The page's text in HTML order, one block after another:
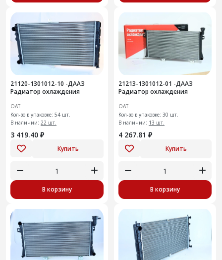
21120-1301012-10 -ДААЗ
Радиатор охлаждения
ОАТ
Кол-во в упаковке: 54 шт.
В наличии: 22 шт.
3 419.40 ₽
Купить
В корзину
21213-1301012-01 -ДААЗ
Радиатор охлаждения
ОАТ
Кол-во в упаковке: 30 шт.
В наличии: 13 шт.
4 267.81 ₽
Купить
В корзину